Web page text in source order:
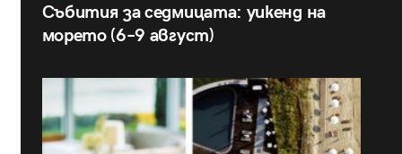
Събития за седмицата: уикенд на
морето (6–9 август)